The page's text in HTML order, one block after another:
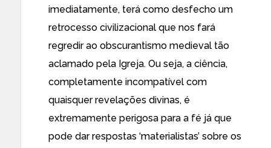
imediatamente, terá como desfecho um
retrocesso civilizacional que nos fará
regredir ao obscurantismo medieval tão
aclamado pela Igreja. Ou seja, a ciência,
completamente incompatível com
quaisquer revelações divinas, é
extremamente perigosa para a fé já que
pode dar respostas ‘materialistas’ sobre os